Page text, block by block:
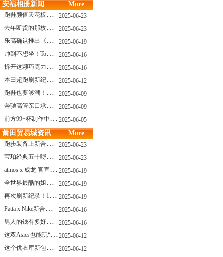
安福相册新闻 More
跑鞋颜值天花板？日常也能帅一脸
2025-06-23
去年断货的那枚表， CASIO指环表又要发售了
2025-06-23
乐高确认推出《哥斯拉》积木，这设计也太酷了！
2025-06-19
帅到不想坐！Tom Sachs x Helinox 这把露营椅太炸了
2025-06-16
拆开这颗巧克力，居然是皮卡丘？
2025-06-16
本田超跑刷新纪录了！700万元成交价
2025-06-12
跑鞋也要够潮！昂跑 x Slam Jam 联名即将发售
2025-06-09
奔驰高管亲口承认：电动G级，完全失败了！
2025-06-09
前方99+杯制作中！「爷爷不泡茶」苹果狗、桃桃喵，今夏顶流潮饮！
2025-06-05
莆田贸易城资讯 More
跑步装备上新合集，最近有什么可以关注的呢？
2025-06-23
宝珀经典五十噚家族再添新员 适配所有腕围的38mm小表径腕表亮相
2025-06-23
atmos x 成龙 官宣，《警察故事》联名短袖公布！
2025-06-19
全世界最酷的姐姐，和Nike联名的鞋要来了！
2025-06-19
再次刷新纪录！14只 LABUBU 共拍出240万元
2025-06-19
Patta x Nike新合作提前泄露，这次的服饰周边也有亮点？
2025-06-16
男人的钱有多好赚？四个大学生创业卖短裤，年销8个亿！
2025-06-16
这双Asics也能玩“牛仔感”？TOGA联名即将登场！
2025-06-12
这个优衣库新包，能火起来吗？
2025-06-12